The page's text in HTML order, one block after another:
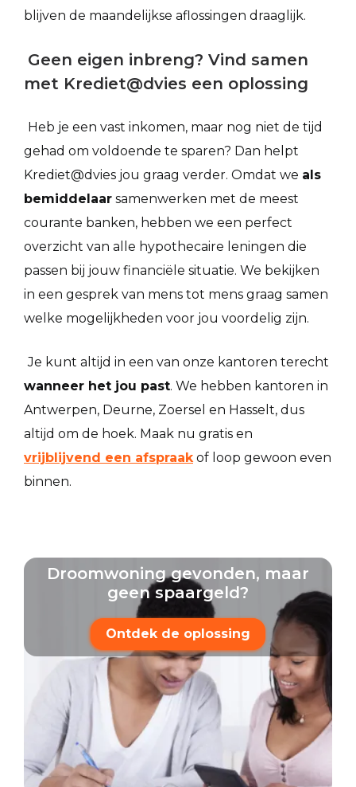
blijven de maandelijkse aflossingen draaglijk.
Geen eigen inbreng? Vind samen
met Krediet@dvies een oplossing
Heb je een vast inkomen, maar nog niet de tijd
gehad om voldoende te sparen? Dan helpt
Krediet@dvies jou graag verder. Omdat we als
bemiddelaar samenwerken met de meest
courante banken, hebben we een perfect
overzicht van alle hypothecaire leningen die
passen bij jouw financiële situatie. We bekijken
in een gesprek van mens tot mens graag samen
welke mogelijkheden voor jou voordelig zijn.
Je kunt altijd in een van onze kantoren terecht
wanneer het jou past. We hebben kantoren in
Antwerpen, Deurne, Zoersel en Hasselt, dus
altijd om de hoek. Maak nu gratis en
vrijblijvend een afspraakof loop gewoon even
binnen.
Droomwoning gevonden, maar
geen spaargeld?
Ontdek de oplossing